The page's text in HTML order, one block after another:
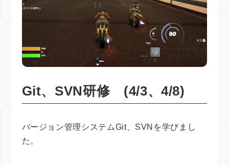
Git、SVN研修 (4/3、4/8)
バージョン管理システムGit、SVNを学びまし
た。